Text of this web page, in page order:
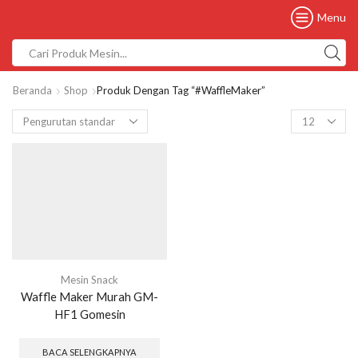
Menu
Beranda Shop Produk Dengan Tag “#WaffleMaker”
Mesin Snack
Waffle Maker Murah GM-
HF1 Gomesin
BACA SELENGKAPNYA